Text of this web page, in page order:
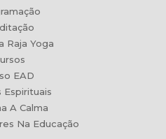
Raja Yoga
EAD
Espirituais
A Calma
Na Educação